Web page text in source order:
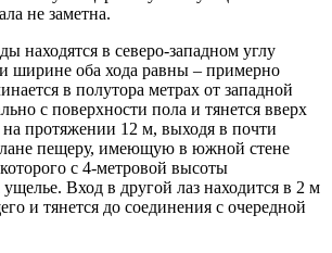
не заметна.
находятся в северо-запад­ном углу
ширине оба хода равны – примерно
в полутора ме­трах от западной
с поверхности пола и тянется вверх
протяжении 12 м, выходя в почти
пещеру, имеющую в южной стене
с 4-метровой высоты
Вход в другой лаз находится в 2 м
и тянется до соединения с очередной